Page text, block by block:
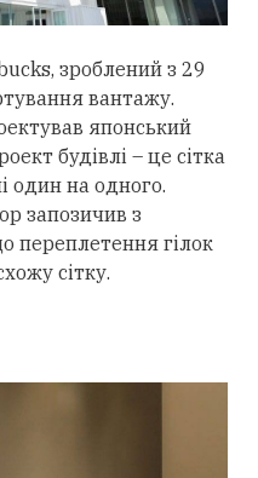
зроблений з 29
вантажу.
японський
будівлі – це сітка
один на одного.
запозичив з
переплетення гілок
сітку.